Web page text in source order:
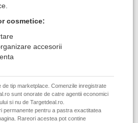
cosmetice:
accesorii
de tip marketplace. Comenzile inregistrate
sunt onorate de catre agentii economici
si nu de Targetdeal.ro.
permanente pentru a pastra exactitatea
Rareori acestea pot contine